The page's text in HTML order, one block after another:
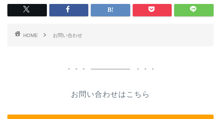
HOME お問い合わせ
お問い合わせはこちら